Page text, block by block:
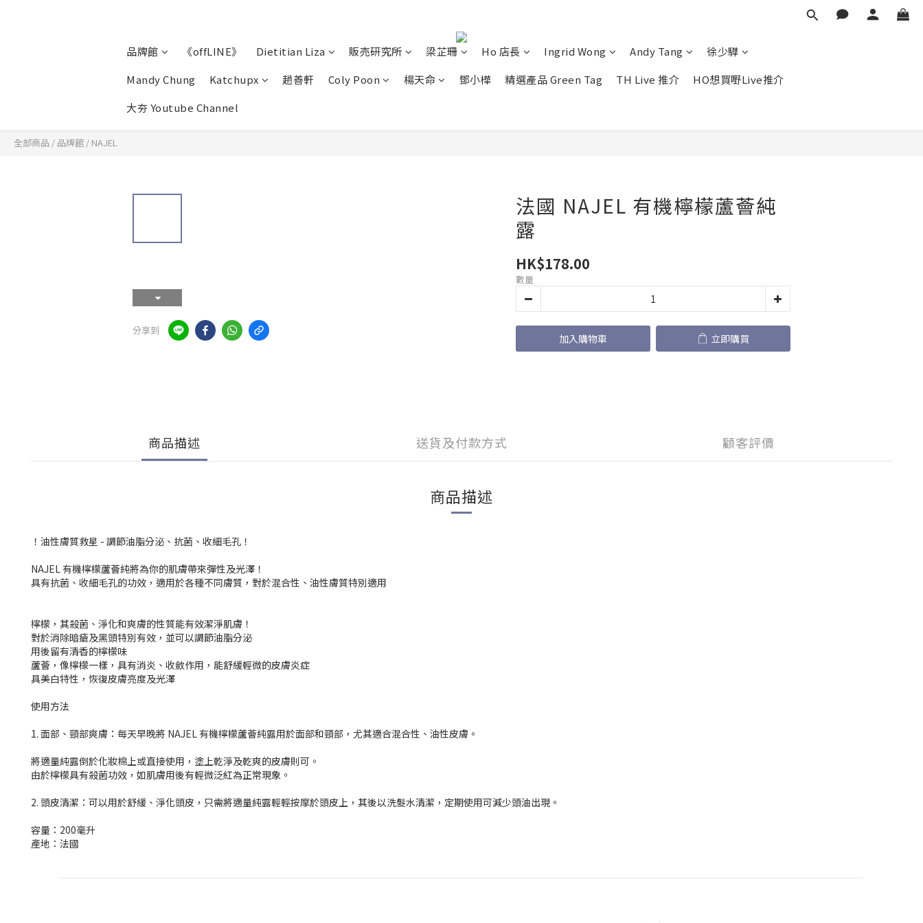
品牌館 《offLINE》 Dietitian Liza 販売研究所 梁芷珊 Ho 店長 Ingrid Wong Andy Tang
徐少驊
Mandy Chung
Katchupx 趙善軒 Coly Poon 楊天命 鄧小樺 精選產品 Green Tag TH Live 推介
HO想買嘢Live推介
大夯 Youtube Channel
全部商品 / 品牌館 / NAJEL
分享到
法國 NAJEL 有機檸檬蘆薈純
露
HK$178.00
數量
加入購物車 立即購買
商品描述 送貨及付款方式 顧客評價
商品描述
！油性膚質救星 - 調節油脂分泌、抗菌、收細毛孔！
NAJEL 有機檸檬蘆薈純將為你的肌膚帶來彈性及光澤！
具有抗菌、收細毛孔的功效，適用於各種不同膚質，對於混合性、油性膚質特別適用
檸檬，其殺菌、淨化和爽膚的性質能有效潔淨肌膚！
對於消除暗瘡及黑頭特別有效，並可以調節油脂分泌
用後留有清香的檸檬味
蘆薈，像檸檬一樣，具有消炎、收斂作用，能舒緩輕微的皮膚炎症
具美白特性，恢復皮膚亮度及光澤
使用方法
1. 面部、頸部爽膚：每天早晚將 NAJEL 有機檸檬蘆薈純露用於面部和頸部，尤其適合混合性、油性皮膚。
將適量純露倒於化妝棉上或直接使用，塗上乾淨及乾爽的皮膚則可。
由於檸檬具有殺菌功效，如肌膚用後有輕微泛紅為正常現象。
2. 頭皮清潔：可以用於舒緩、淨化頭皮，只需將適量純露輕輕按摩於頭皮上，其後以洗髮水清潔，定期使用可減少頭油出現。
容量：200毫升
產地：法國